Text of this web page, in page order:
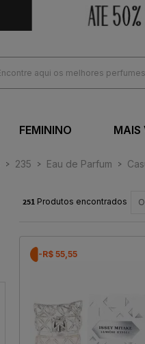
FEMININO MAIS
235 Eau de Parfum
251 Produtos encontrados
-R$ 55,55